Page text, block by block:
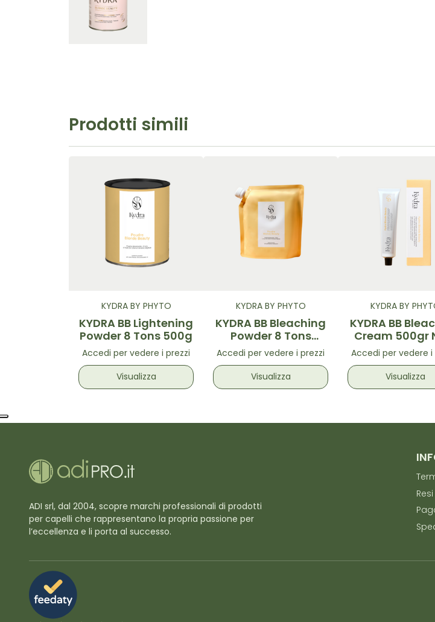
Prodotti simili
KYDRA BY PHYTO
KYDRA BB Lightening
Powder 8 Tons 500g
Accedi per vedere i prezzi
Visualizza
KYDRA BY PHYTO
KYDRA BB Bleaching
Powder 8 Tons
500gr
Accedi per vedere i prezzi
Visualizza
KYDRA BY
KYDRA BB
Cream 500gr
Accedi per vedere i
Visualizza
ADI srl, dal 2004, scopre marchi professionali di prodotti
per capelli che rappresentano la propria passione per
l’eccellenza e li porta al successo.
Resi